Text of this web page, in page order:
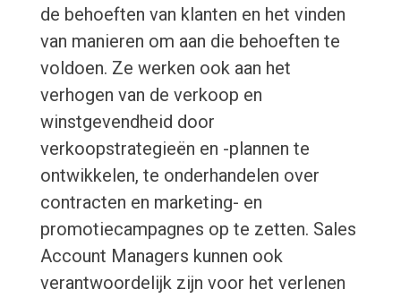
de behoeften van klanten en het vinden
van manieren om aan die behoeften te
voldoen. Ze werken ook aan het
verhogen van de verkoop en
winstgevendheid door
verkoopstrategieën en -plannen te
ontwikkelen, te onderhandelen over
contracten en marketing- en
promotiecampagnes op te zetten. Sales
Account Managers kunnen ook
verantwoordelijk zijn voor het verlenen